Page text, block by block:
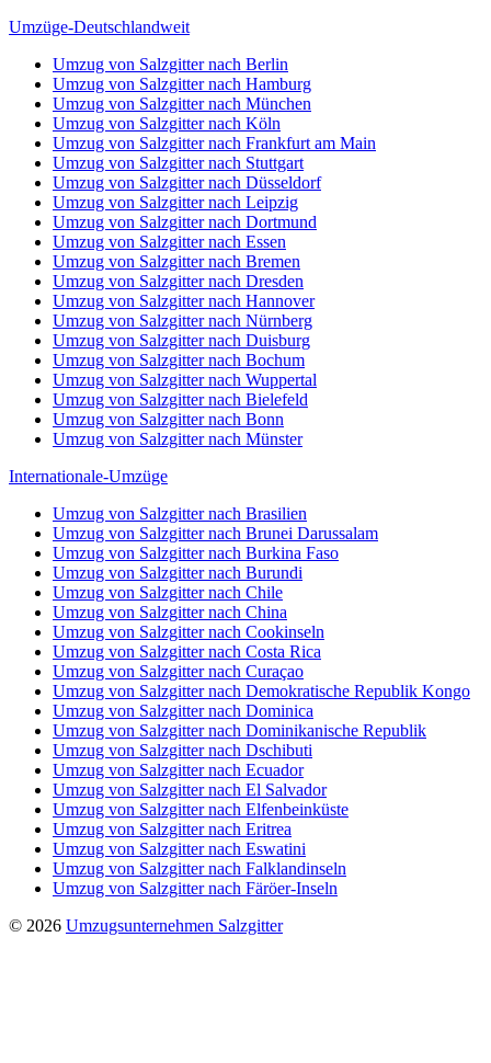
Umzüge-Deutschlandweit
Umzug von Salzgitter nach Berlin
Umzug von Salzgitter nach Hamburg
Umzug von Salzgitter nach München
Umzug von Salzgitter nach Köln
Umzug von Salzgitter nach Frankfurt am Main
Umzug von Salzgitter nach Stuttgart
Umzug von Salzgitter nach Düsseldorf
Umzug von Salzgitter nach Leipzig
Umzug von Salzgitter nach Dortmund
Umzug von Salzgitter nach Essen
Umzug von Salzgitter nach Bremen
Umzug von Salzgitter nach Dresden
Umzug von Salzgitter nach Hannover
Umzug von Salzgitter nach Nürnberg
Umzug von Salzgitter nach Duisburg
Umzug von Salzgitter nach Bochum
Umzug von Salzgitter nach Wuppertal
Umzug von Salzgitter nach Bielefeld
Umzug von Salzgitter nach Bonn
Umzug von Salzgitter nach Münster
Internationale-Umzüge
Umzug von Salzgitter nach Brasilien
Umzug von Salzgitter nach Brunei Darussalam
Umzug von Salzgitter nach Burkina Faso
Umzug von Salzgitter nach Burundi
Umzug von Salzgitter nach Chile
Umzug von Salzgitter nach China
Umzug von Salzgitter nach Cookinseln
Umzug von Salzgitter nach Costa Rica
Umzug von Salzgitter nach Curaçao
Umzug von Salzgitter nach Demokratische Republik Kongo
Umzug von Salzgitter nach Dominica
Umzug von Salzgitter nach Dominikanische Republik
Umzug von Salzgitter nach Dschibuti
Umzug von Salzgitter nach Ecuador
Umzug von Salzgitter nach El Salvador
Umzug von Salzgitter nach Elfenbeinküste
Umzug von Salzgitter nach Eritrea
Umzug von Salzgitter nach Eswatini
Umzug von Salzgitter nach Falklandinseln
Umzug von Salzgitter nach Färöer-Inseln
© 2026 Umzugsunternehmen Salzgitter